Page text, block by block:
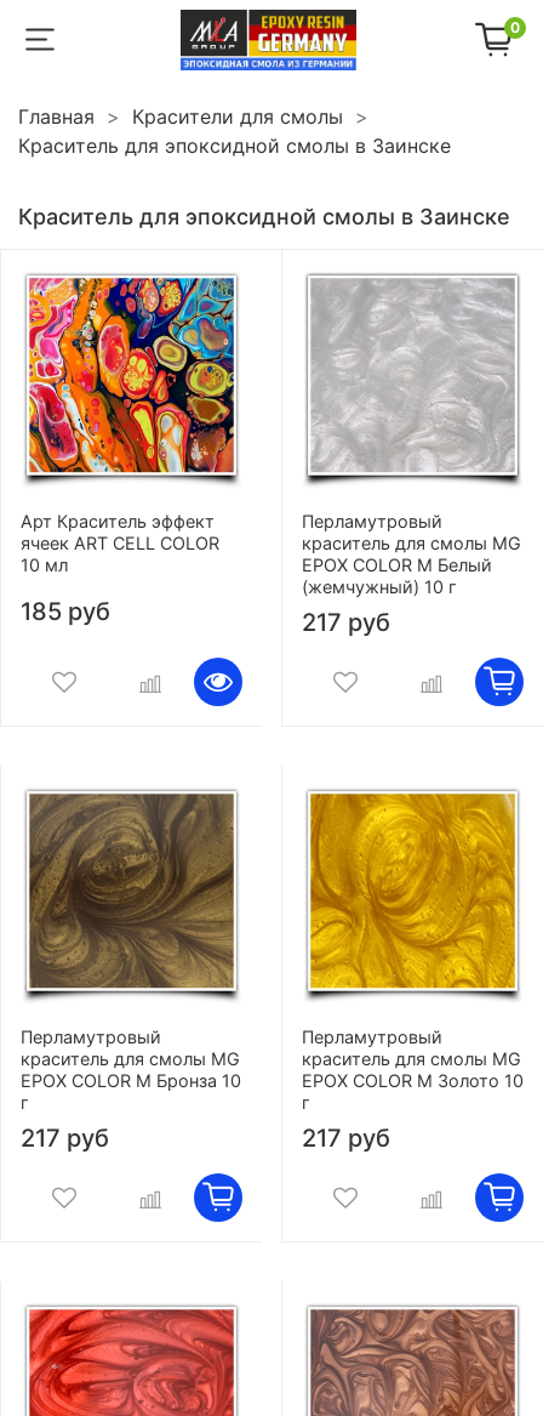
0
Главная
Красители для смолы
Краситель для эпоксидной смолы в Заинске
Краситель для эпоксидной смолы в Заинске
Арт Краситель эффект
ячеек ART CELL COLOR
10 мл
185 руб
Перламутровый
краситель для смолы MG
EPOX COLOR M Белый
(жемчужный) 10 г
217 руб
Перламутровый
краситель для смолы MG
EPOX COLOR M Бронза 10
г
217 руб
Перламутровый
краситель для смолы MG
EPOX COLOR M Золото 10
г
217 руб